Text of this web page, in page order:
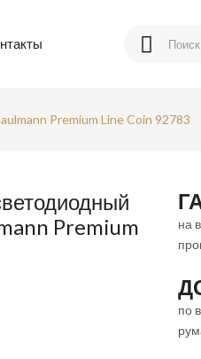
Premium Line Coin 92783
Premium
на
по